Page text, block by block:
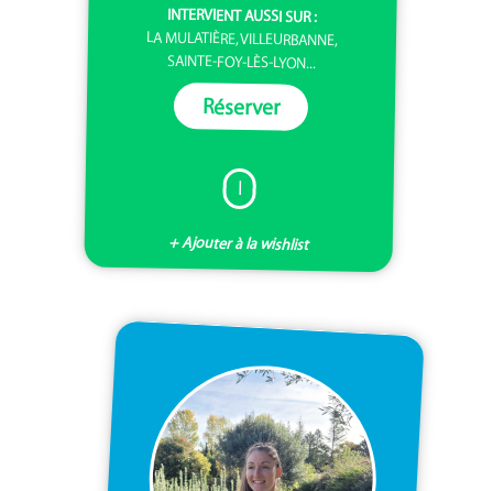
INTERVIENT AUSSI SUR :
LA MULATIÈRE, VILLEURBANNE,
SAINTE-FOY-LÈS-LYON...
Réserver
I
+ Ajouter à la wishlist